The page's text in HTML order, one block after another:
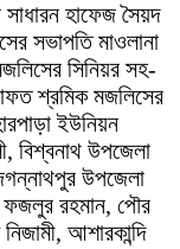
হাফেজ সৈয়দ
সভাপতি মাওলানা
সিনিয়র সহ-
শ্রমিক মজলিসের
ইউনিয়ন
বিশ্বনাথ উপজেলা
উপজেলা
ফজলুর রহমান, পৌর
আশারকান্দি